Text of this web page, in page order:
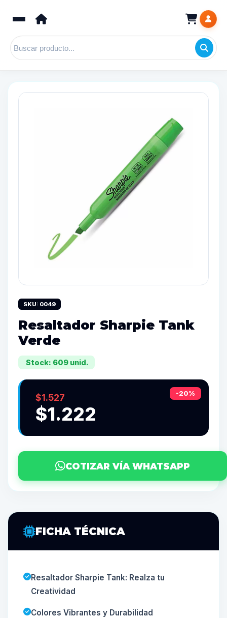
SKU: 0049
Resaltador Sharpie Tank
Verde
Stock: 609 unid.
-20%
$1.527
$1.222
COTIZAR VÍA WHATSAPP
FICHA TÉCNICA
Resaltador Sharpie Tank: Realza tu
Creatividad
Colores Vibrantes y Durabilidad